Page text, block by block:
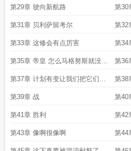
第29章 驶向新航路 第30
第31章 贝利萨留考尔 第32
第33章 这修会有点厉害 第34
怔
第35章 帝皇 怎么马格努斯就没这
脑子
第36
第37章 计划有变让我们把它们都
鲨了
第38
第39章 战 第40
第41章 胜利 第42
第43章 像啊很像啊 第44